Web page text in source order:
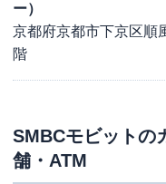
ー）
京都府京都市下京区順
階
SMBCモビットの
舗・ATM